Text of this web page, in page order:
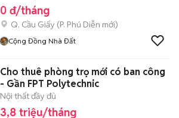
0 đ/tháng
Q. Cầu Giấy (P. Phú Diễn mới)
Cộng Đồng Nhà Đất
Cho thuê phòng trọ mới có ban công
- Gần FPT Polytechnic
Nội thất đầy đủ
3,8 triệu/tháng